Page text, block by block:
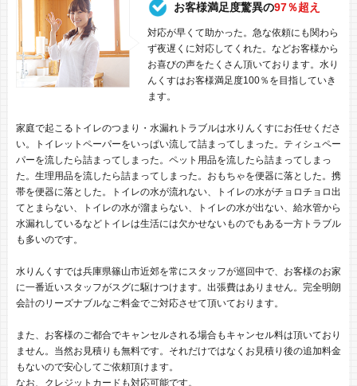
お客様満足度驚異の97％超え
対応が早くて助かった。急な依頼にも関わら
ず夜遅くに対応してくれた。などお客様から
お喜びの声をたくさん頂いております。水り
んくすはお客様満足度100％を目指していき
ます。
家庭で起こるトイレのつまり・水漏れトラブルは水りんくすにお任せくださ
い。トイレットペーパーをいっぱい流して詰まってしまった。ティシュペー
パーを流したら詰まってしまった。ペット用品を流したら詰まってしまっ
た。生理用品を流したら詰まってしまった。おもちゃを便器に落とした。携
帯を便器に落とした。トイレの水が流れない、トイレの水がチョロチョロ出
てとまらない、トイレの水が溜まらない、トイレの水が出ない、給水管から
水漏れしているなどトイレは生活には欠かせないものでもある一方トラブル
も多いのです。
水りんくすでは兵庫県篠山市近郊を常にスタッフが巡回中で、お客様のお家
に一番近いスタッフがスグに駆けつけます。出張費はありません。完全明朗
会計のリーズナブルなご料金でご対応させて頂いております。
また、お客様のご都合でキャンセルされる場合もキャンセル料は頂いており
ません。当然お見積りも無料です。それだけではなくお見積り後の追加料金
もないので安心してご依頼頂けます。
なお、クレジットカードも対応可能です。